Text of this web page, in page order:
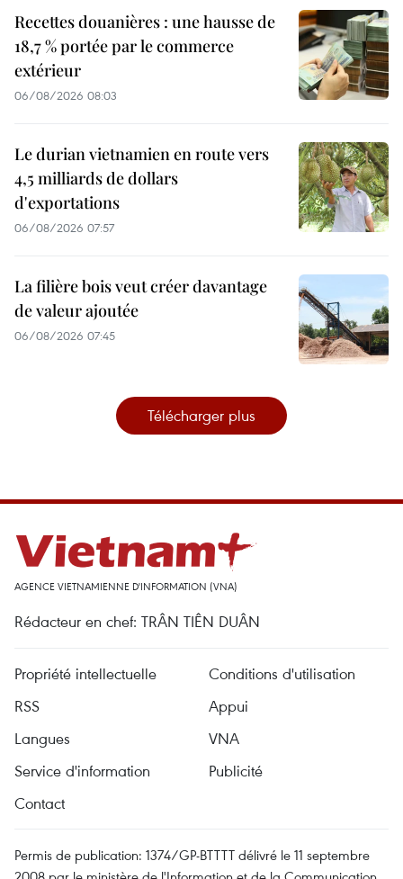
Recettes douanières : une hausse de
18,7 % portée par le commerce
extérieur
06/08/2026 08:03
Le durian vietnamien en route vers
4,5 milliards de dollars
d'exportations
06/08/2026 07:57
La filière bois veut créer davantage
de valeur ajoutée
06/08/2026 07:45
Télécharger plus
AGENCE VIETNAMIENNE D'INFORMATION (VNA)
Rédacteur en chef: TRÂN TIÊN DUÂN
Propriété intellectuelle
Conditions d'utilisation
RSS
Appui
Langues
VNA
Service d'information
Publicité
Contact
Permis de publication: 1374/GP-BTTTT délivré le 11 septembre